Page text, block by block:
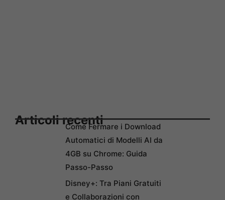
Articoli recentiCome Fermare i Download
Automatici di Modelli AI da
4GB su Chrome: Guida
Passo-Passo
Disney+: Tra Piani Gratuiti
e Collaborazioni con